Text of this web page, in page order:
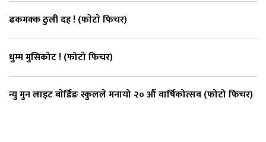
ढकमक्क ठुली दह ! (फाेटाे फिचर)
धुम्म मुसिकोट ! (फोटो फिचर)
न्यु मुन लाइट बाेर्डिङ स्कुलले मनायो २० औँ वार्षिकोत्सव (फोटो फिचर)